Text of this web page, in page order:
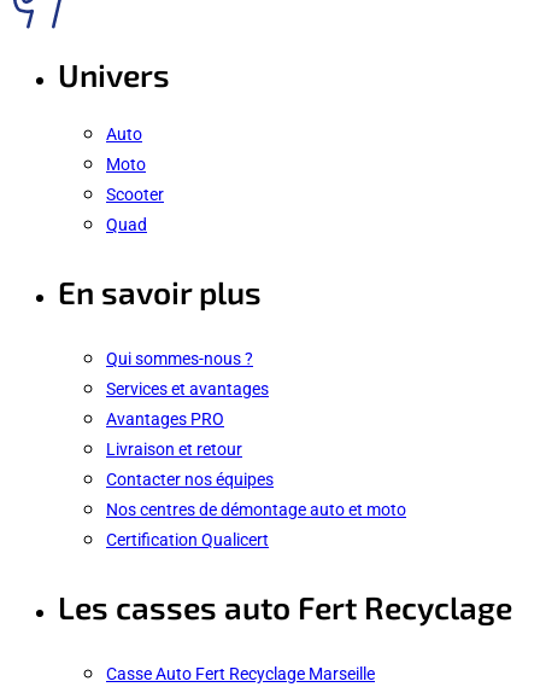
Univers
Auto
Moto
Scooter
Quad
En savoir plus
Qui sommes-nous ?
Services et avantages
Avantages PRO
Livraison et retour
Contacter nos équipes
Nos centres de démontage auto et moto
Certification Qualicert
Les casses auto Fert Recyclage
Casse Auto Fert Recyclage Marseille